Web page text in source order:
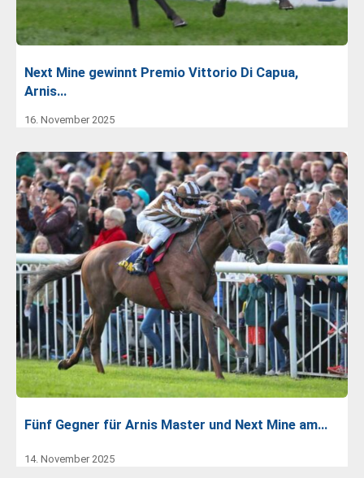
Next Mine gewinnt Premio Vittorio Di Capua,
Arnis…
16. November 2025
Fünf Gegner für Arnis Master und Next Mine am…
14. November 2025